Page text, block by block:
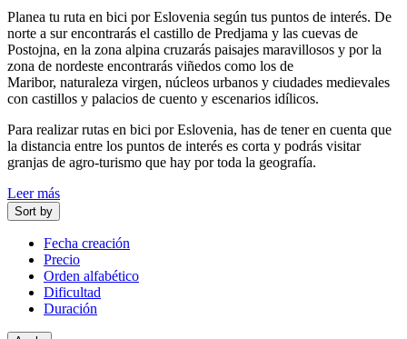
Planea tu ruta en bici por Eslovenia según tus puntos de interés. De
norte a sur encontrarás el castillo de Predjama y las cuevas de
Postojna, en la zona alpina cruzarás paisajes maravillosos y por la
zona de nordeste encontrarás viñedos como los de
Maribor, naturaleza virgen, núcleos urbanos y ciudades medievales
con castillos y palacios de cuento y escenarios idílicos.
Para realizar rutas en bici por Eslovenia, has de tener en cuenta que
la distancia entre los puntos de interés es corta y podrás visitar
granjas de agro-turismo que hay por toda la geografía.
Leer más
Sort by
Fecha creación
Precio
Orden alfabético
Dificultad
Duración